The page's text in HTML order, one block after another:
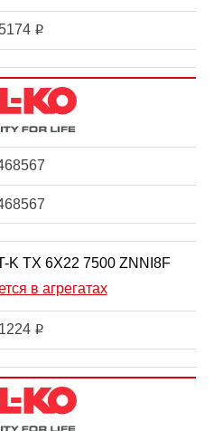
5174 i
K TX 6X22 7500 ZNNI8F
в агрегатах
1224 i